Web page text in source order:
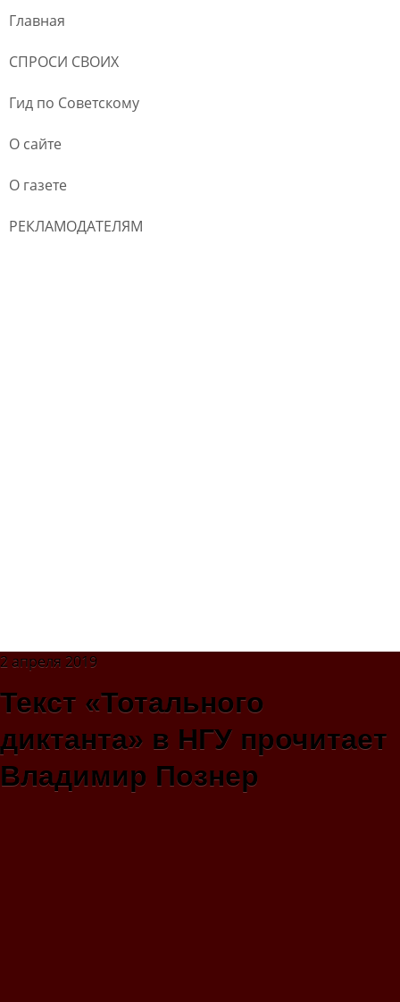
Главная
СПРОСИ СВОИХ
Гид по Советскому
О сайте
О газете
РЕКЛАМОДАТЕЛЯМ
2 апреля 2019
Текст «Тотального
диктанта» в НГУ прочитает
Владимир Познер